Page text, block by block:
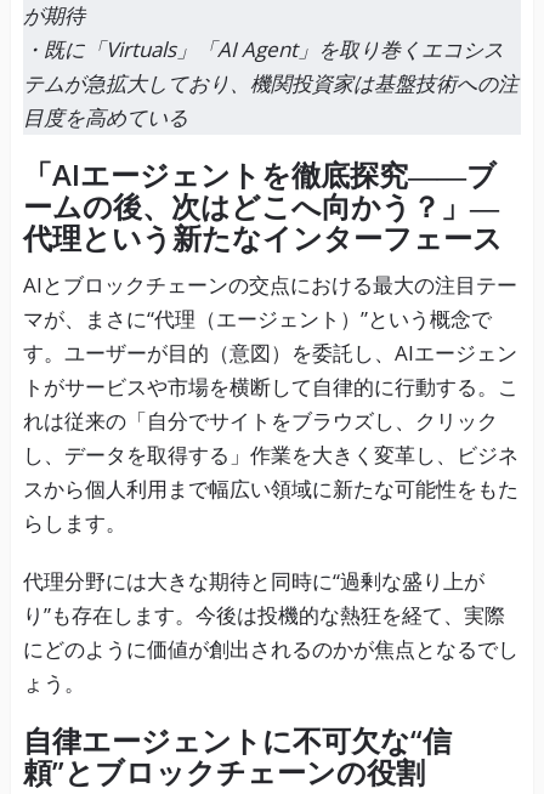
が期待
・既に「Virtuals」「AI Agent」を取り巻くエコシス
テムが急拡大しており、機関投資家は基盤技術への注
目度を高めている
「AIエージェントを徹底探究――ブ
ームの後、次はどこへ向かう？」―
代理という新たなインターフェース
AIとブロックチェーンの交点における最大の注目テー
マが、まさに“代理（エージェント）”という概念で
す。ユーザーが目的（意図）を委託し、AIエージェン
トがサービスや市場を横断して自律的に行動する。こ
れは従来の「自分でサイトをブラウズし、クリック
し、データを取得する」作業を大きく変革し、ビジネ
スから個人利用まで幅広い領域に新たな可能性をもた
らします。
代理分野には大きな期待と同時に“過剰な盛り上が
り”も存在します。今後は投機的な熱狂を経て、実際
にどのように価値が創出されるのかが焦点となるでし
ょう。
自律エージェントに不可欠な“信
頼”とブロックチェーンの役割